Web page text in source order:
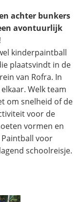
achter bunkers
avontuurlijk
kinderpaintball
plaatsvindt in de
van Rofra. In
Welk team
om snelheid of de
voor de
vormen en
voor
schoolreisje.